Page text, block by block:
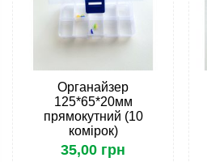
Органайзер
125*65*20мм
прямокутний (10
комірок)
35,00 грн